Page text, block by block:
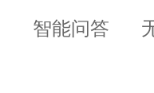
智能问答